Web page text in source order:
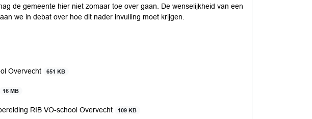
de gemeente hier niet zomaar toe over gaan. De wenselijkheid van een
we in debat over hoe dit nader invulling moet krijgen.
Overvecht 651 KB
16 MB
RIB VO-school Overvecht 109 KB